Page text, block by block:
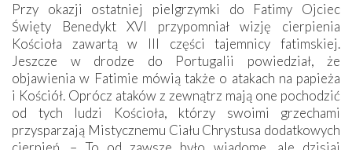
Przy okazji ostatniej pielgrzymki do Fatimy Ojciec
Święty Benedykt XVI przypomniał wizję cierpienia
Kościoła zawartą w III części tajemnicy fatimskiej.
Jeszcze w drodze do Portugalii powiedział, że
objawienia w Fatimie mówią także o atakach na papieża
i Kościół. Oprócz ataków z zewnątrz mają one pochodzić
od tych ludzi Kościoła, którzy swoimi grzechami
przysparzają Mistycznemu Ciału Chrystusa dodatkowych